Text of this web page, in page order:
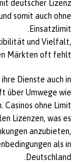
deutscher Lizenz
somit auch ohne
Einsatzlimit.
und Vielfalt,
Märkten oft fehlt.
Dienste auch in
über Umwege wie
ohne Limit
Lizenzen, was es
anzubieten,
als in
Deutschland.